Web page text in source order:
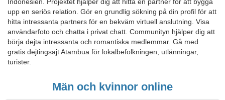
upp en seriös relation. Gör en grundlig sökning på din profil för att
hitta intressanta partners för en bekväm virtuell anslutning. Visa
användarfoto och chatta i privat chatt. Communityn hjälper dig att
börja dejta intressanta och romantiska medlemmar. Gå med
gratis dejtingsajt Atambua för lokalbefolkningen, utlänningar,
turister.
Män och kvinnor online